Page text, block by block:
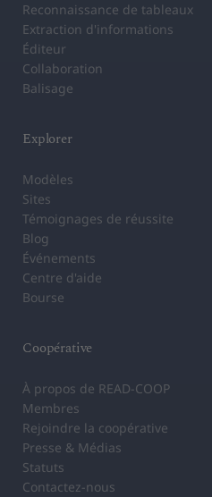
Reconnaissance de tableaux
Extraction d'informations
Éditeur
Collaboration
Balisage
Explorer
Modèles
Sites
Témoignages de réussite
Blog
Événements
Centre d'aide
Bourse
Coopérative
À propos de READ-COOP
Membres
Rejoindre la coopérative
Presse & Médias
Statuts
Contactez-nous